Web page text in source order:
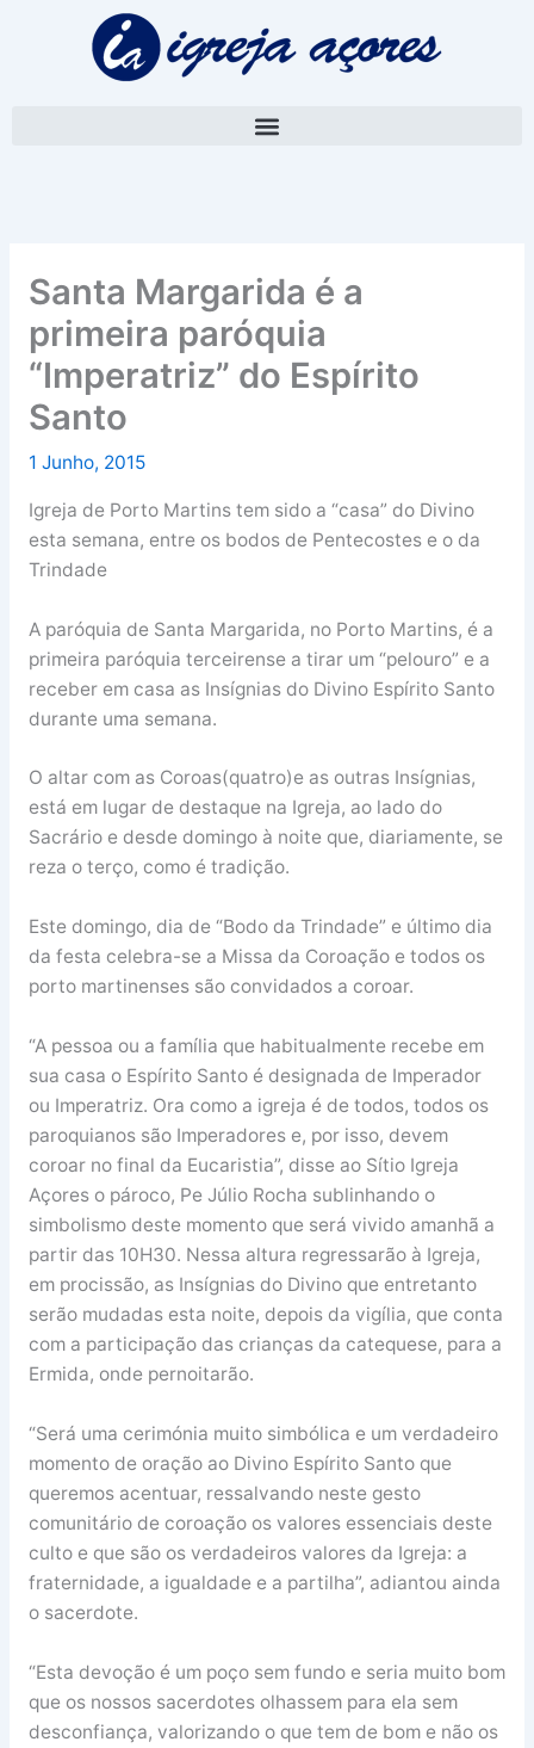
Santa Margarida é a
primeira paróquia
“Imperatriz” do Espírito
Santo
1 Junho, 2015
Igreja de Porto Martins tem sido a “casa” do Divino
esta semana, entre os bodos de Pentecostes e o da
Trindade
A paróquia de Santa Margarida, no Porto Martins, é a
primeira paróquia terceirense a tirar um “pelouro” e a
receber em casa as Insígnias do Divino Espírito Santo
durante uma semana.
O altar com as Coroas(quatro)e as outras Insígnias,
está em lugar de destaque na Igreja, ao lado do
Sacrário e desde domingo à noite que, diariamente, se
reza o terço, como é tradição.
Este domingo, dia de “Bodo da Trindade” e último dia
da festa celebra-se a Missa da Coroação e todos os
porto martinenses são convidados a coroar.
“A pessoa ou a família que habitualmente recebe em
sua casa o Espírito Santo é designada de Imperador
ou Imperatriz. Ora como a igreja é de todos, todos os
paroquianos são Imperadores e, por isso, devem
coroar no final da Eucaristia”, disse ao Sítio Igreja
Açores o pároco, Pe Júlio Rocha sublinhando o
simbolismo deste momento que será vivido amanhã a
partir das 10H30. Nessa altura regressarão à Igreja,
em procissão, as Insígnias do Divino que entretanto
serão mudadas esta noite, depois da vigília, que conta
com a participação das crianças da catequese, para a
Ermida, onde pernoitarão.
“Será uma cerimónia muito simbólica e um verdadeiro
momento de oração ao Divino Espírito Santo que
queremos acentuar, ressalvando neste gesto
comunitário de coroação os valores essenciais deste
culto e que são os verdadeiros valores da Igreja: a
fraternidade, a igualdade e a partilha”, adiantou ainda
o sacerdote.
“Esta devoção é um poço sem fundo e seria muito bom
que os nossos sacerdotes olhassem para ela sem
desconfiança, valorizando o que tem de bom e não os